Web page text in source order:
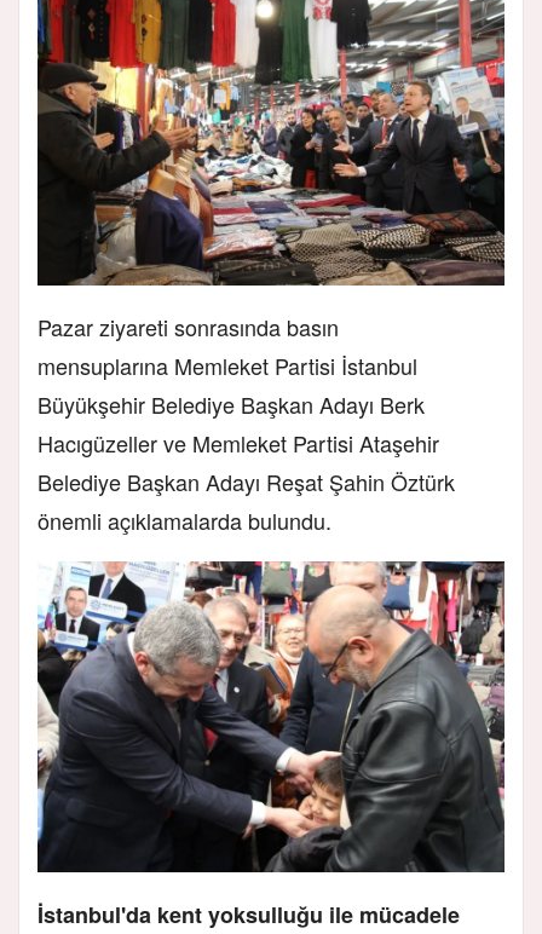
Pazar ziyareti sonrasında basın
mensuplarına Memleket Partisi İstanbul
Büyükşehir Belediye Başkan Adayı Berk
Hacıgüzeller ve Memleket Partisi Ataşehir
Belediye Başkan Adayı Reşat Şahin Öztürk
önemli açıklamalarda bulundu.
İstanbul'da kent yoksulluğu ile mücadele